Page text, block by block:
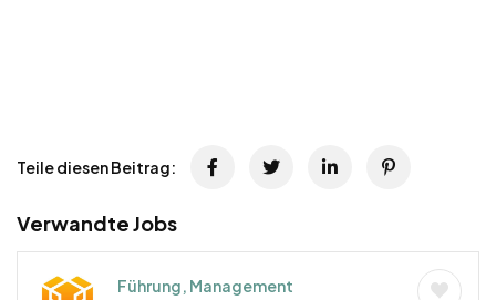
Teile diesen Beitrag:
Verwandte Jobs
Führung, Management